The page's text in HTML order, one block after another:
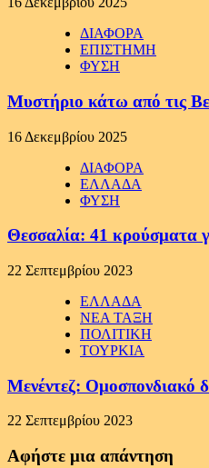
ΔΙΑΦΟΡΑ
ΕΠΙΣΤΗΜΗ
ΦΥΣΗ
Μυστήριο κάτω από τις
16 Δεκεμβρίου 2025
ΔΙΑΦΟΡΑ
ΕΛΛΑΔΑ
ΦΥΣΗ
Θεσσαλία: 41 κρούσματα
22 Σεπτεμβρίου 2023
ΕΛΛΑΔΑ
ΝΕΑ ΤΑΞΗ
ΠΟΛΙΤΙΚΗ
ΤΟΥΡΚΙΑ
Μενέντεζ: Ομοσπονδιακό
22 Σεπτεμβρίου 2023
Αφήστε μια απάντηση